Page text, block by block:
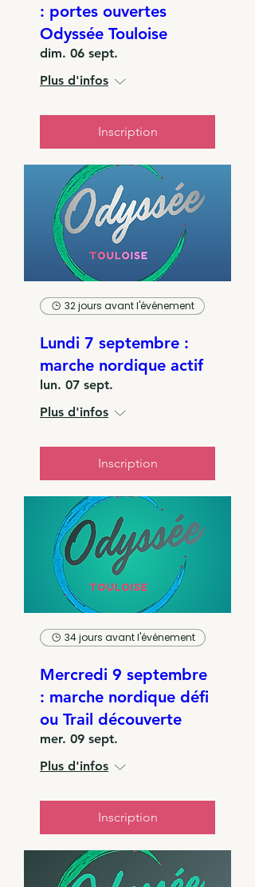
: portes ouvertes
Odyssée Touloise
dim. 06 sept.
Plus d'infos
Inscription
32 jours avant l'événement
Lundi 7 septembre :
marche nordique actif
lun. 07 sept.
Plus d'infos
Inscription
34 jours avant l'événement
Mercredi 9 septembre
: marche nordique défi
ou Trail découverte
mer. 09 sept.
Plus d'infos
Inscription